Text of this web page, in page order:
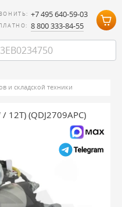
+7 495 640-59-03
8 800 333-84-55
и складской техники
12T) (QDJ2709APC)